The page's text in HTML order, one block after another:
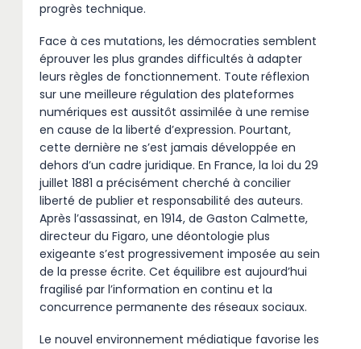
progrès technique.
Face à ces mutations, les démocraties semblent
éprouver les plus grandes difficultés à adapter
leurs règles de fonctionnement. Toute réflexion
sur une meilleure régulation des plateformes
numériques est aussitôt assimilée à une remise
en cause de la liberté d’expression. Pourtant,
cette dernière ne s’est jamais développée en
dehors d’un cadre juridique. En France, la loi du 29
juillet 1881 a précisément cherché à concilier
liberté de publier et responsabilité des auteurs.
Après l’assassinat, en 1914, de Gaston Calmette,
directeur du Figaro, une déontologie plus
exigeante s’est progressivement imposée au sein
de la presse écrite. Cet équilibre est aujourd’hui
fragilisé par l’information en continu et la
concurrence permanente des réseaux sociaux.
Le nouvel environnement médiatique favorise les